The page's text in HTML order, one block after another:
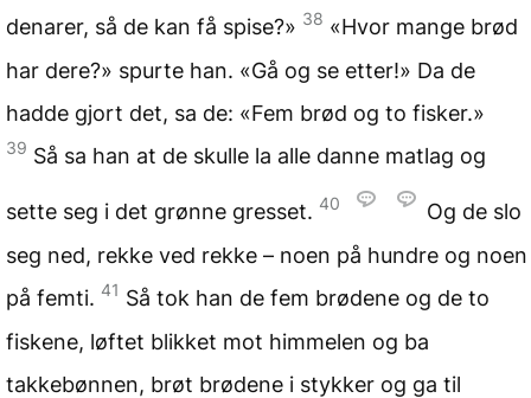
denarer, så de kan få spise?» 38 «Hvor mange brød
har dere?» spurte han. «Gå og se etter!» Da de
hadde gjort det, sa de: «Fem brød og to fisker.»
39 Så sa han at de skulle la alle danne matlag og
sette seg i det grønne gresset. 40
Og de slo
seg ned, rekke ved rekke – noen på hundre og noen
på femti. 41 Så tok han de fem brødene og de to
fiskene, løftet blikket mot himmelen og ba
takkebønnen, brøt brødene i stykker og ga til